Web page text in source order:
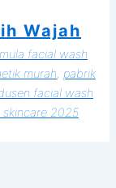
Wajah
facial wash
murah, pabrik
facial wash
skincare 2025